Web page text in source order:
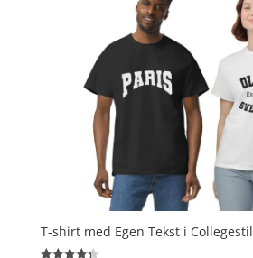
T-shirt med Egen Tekst i Collegestil